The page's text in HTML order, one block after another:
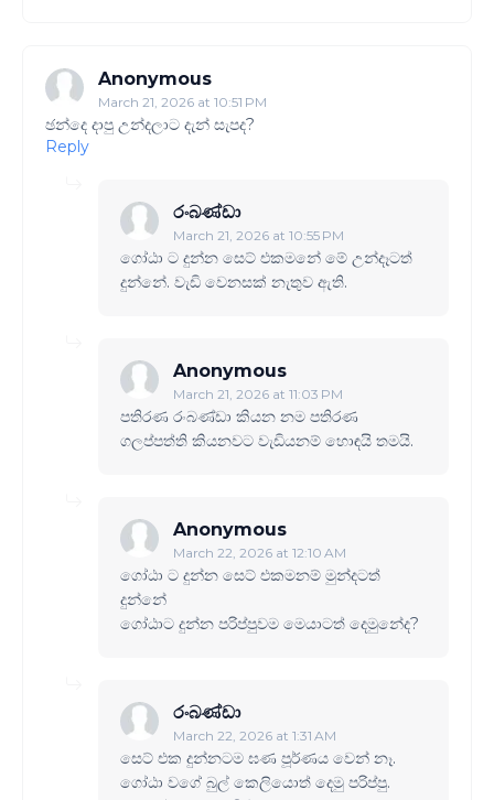
Anonymous
March 21, 2026 at 10:51 PM
ඡන්දෙ දාපු උන්දලාට දැන් සැපද?
Reply
රංබණ්ඩා
March 21, 2026 at 10:55 PM
ගෝඨා ට දුන්න සෙට් එකමනේ මේ උන්දෑටත්
දුන්නේ. වැඩි වෙනසක් නැතුව ඇති.
Anonymous
March 21, 2026 at 11:03 PM
පතිරණ රංබණ්ඩා කියන නම පතිරණ
ගලප්පත්ති කියනවට වැඩියනම් හොඳයි තමයි.
Anonymous
March 22, 2026 at 12:10 AM
ගෝඨා ට දුන්න සෙට් එකමනම් මුන්දටත්
දුන්නේ
ගෝඨාට දුන්න පරිප්පුවම මෙයාටත් දෙමුනේද?
රංබණ්ඩා
March 22, 2026 at 1:31 AM
සෙට් එක දුන්නටම ඝණ පූර්ණය වෙන් නෑ.
ගෝඨා වගේ බුල් කෙලියොත් දෙමු පරිප්පු.